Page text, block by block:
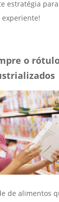
estratégia
experiente!
o
de alimentos